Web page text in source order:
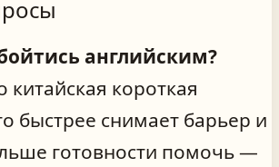
английским?
китайская короткая
быстрее снимает барьер и
готовности помочь —